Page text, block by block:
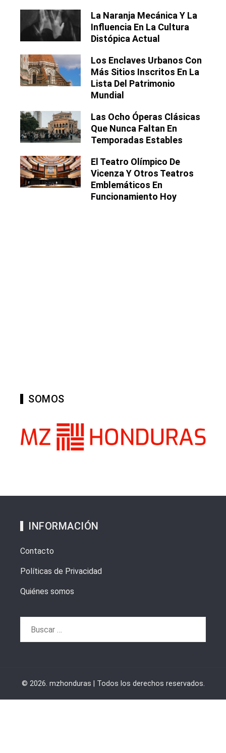
La Naranja Mecánica Y La
Influencia En La Cultura
Distópica Actual
Los Enclaves Urbanos Con
Más Sitios Inscritos En La
Lista Del Patrimonio
Mundial
Las Ocho Óperas Clásicas
Que Nunca Faltan En
Temporadas Estables
El Teatro Olímpico De
Vicenza Y Otros Teatros
Emblemáticos En
Funcionamiento Hoy
SOMOS
INFORMACIÓN
Contacto
Políticas de Privacidad
Quiénes somos
© 2026. mzhonduras | Todos los derechos reservados.